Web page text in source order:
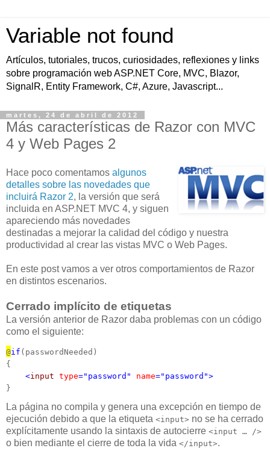
Variable not found
Artículos, tutoriales, trucos, curiosidades, reflexiones y links
sobre programación web ASP.NET Core, MVC, Blazor,
SignalR, Entity Framework, C#, Azure, Javascript...
martes, 24 de abril de 2012
Más características de Razor con MVC
4 y Web Pages 2
Hace poco comentamos algunos
detalles sobre las novedades que
incluirá Razor 2, la versión que será
incluida en ASP.NET MVC 4, y siguen
apareciendo más novedades
destinadas a mejorar la calidad del código y nuestra
productividad al crear las vistas MVC o Web Pages.
En este post vamos a ver otros comportamientos de Razor
en distintos escenarios.
Cerrado implícito de etiquetas
La versión anterior de Razor daba problemas con un código
como el siguiente:
@if (passwordNeeded)
{
<input type="password" name="password">
}
La página no compila y genera una excepción en tiempo de
ejecución debido a que la etiqueta <input> no se ha cerrado
explícitamente usando la sintaxis de autocierre <input … />
o bien mediante el cierre de toda la vida </input>.